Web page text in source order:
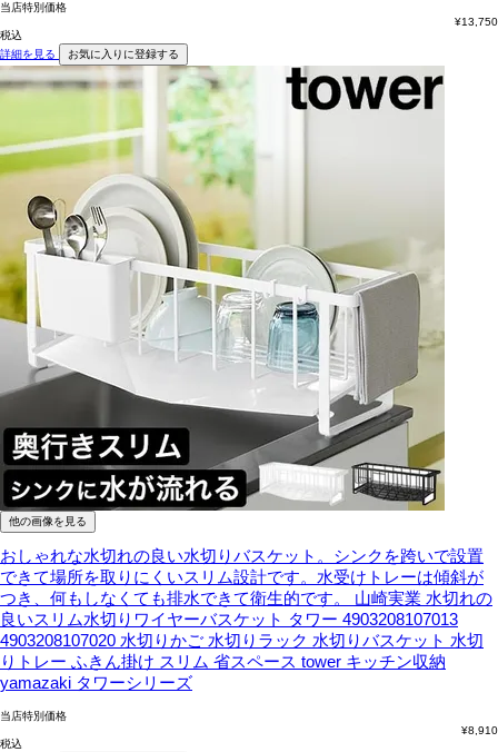
当店特別価格
¥13,750
税込
詳細を見る
お気に入りに登録する
他の画像を見る
おしゃれな水切れの良い水切りバスケット。シンクを跨いで設置
できて場所を取りにくいスリム設計です。水受けトレーは傾斜が
つき、何もしなくても排水できて衛生的です。
山崎実業 水切れの
良いスリム水切りワイヤーバスケット タワー 4903208107013
4903208107020 水切りかご 水切りラック 水切りバスケット 水切
りトレー ふきん掛け スリム 省スペース tower キッチン収納
yamazaki タワーシリーズ
当店特別価格
¥8,910
税込